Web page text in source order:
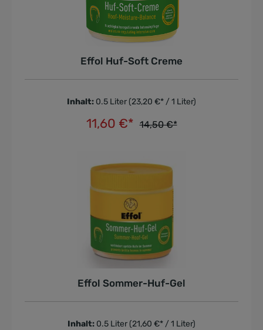
Effol Huf-Soft Creme
Inhalt: 0.5 Liter (23,20 €* / 1 Liter)
11,60 €* 14,50 €*
In den Warenkorb
Effol Sommer-Huf-Gel
Inhalt: 0.5 Liter (21,60 €* / 1 Liter)